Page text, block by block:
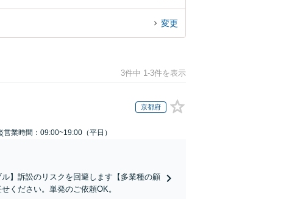
変更
3件中 1-3件を表示
京都府
営業時間：09:00~19:00（平日）
】訴訟のリスクを回避します【多業種の顧
ください。単発のご依頼OK。